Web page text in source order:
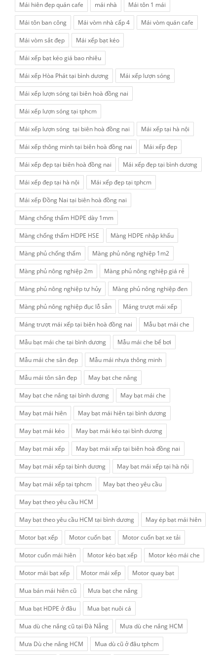
Mái hiên đẹp quán cafe mái nhà Mái tôn 1 mái
Mái tôn ban công Mái vòm nhà cấp 4 Mái vòm quán cafe
Mái vòm sắt đẹp Mái xếp bạt kéo
Mái xếp bạt kéo giá bao nhiêu
Mái xếp Hòa Phát tại bình dương Mái xếp lượn sóng
Mái xếp lượn sóng tại biên hoà đồng nai
Mái xếp lượn sóng tại tphcm
Mái xếp lượn sóng tại biên hoà đồng nai Mái xếp tại hà nội
Mái xếp thông minh tại biên hoà đồng nai Mái xếp đẹp
Mái xếp đẹp tại biên hoà đồng nai Mái xếp đẹp tại bình dương
Mái xếp đẹp tại hà nội Mái xếp đẹp tại tphcm
Mái xếp Đồng Nai tại biên hoà đồng nai
Màng chống thấm HDPE dày 1mm
Màng chống thấm HDPE HSE Màng HDPE nhập khẩu
Màng phủ chống thấm Màng phủ nông nghiệp 1m2
Màng phủ nông nghiệp 2m Màng phủ nông nghiệp giá rẻ
Màng phủ nông nghiệp tự hủy Màng phủ nông nghiệp đen
Màng phủ nông nghiệp đục lỗ sẵn Máng trượt mái xếp
Máng trượt mái xếp tại biên hoà đồng nai Mẫu bạt mái che
Mẫu bạt mái che tại bình dương Mẫu mái che bể bơi
Mẫu mái che sân đẹp Mẫu mái nhựa thông minh
Mẫu mái tôn sân đẹp May bạt che nắng
May bạt che nắng tại bình dương May bạt mái che
May bạt mái hiên May bạt mái hiên tại bình dương
May bạt mái kéo May bạt mái kéo tại bình dương
May bạt mái xếp May bạt mái xếp tại biên hoà đồng nai
May bạt mái xếp tại bình dương May bạt mái xếp tại hà nội
May bạt mái xếp tại tphcm May bạt theo yêu cầu
May bạt theo yêu cầu HCM
May bạt theo yêu cầu HCM tại bình dương May ép bạt mái hiên
Motor bạt xếp Motor cuốn bạt Motor cuốn bạt xe tải
Motor cuốn mái hiên Motor kéo bạt xếp Motor kéo mái che
Motor mái bạt xếp Motor mái xếp Motor quay bạt
Mua bán mái hiên cũ Mưa bạt che nắng
Mua bạt HDPE ở đâu Mua bạt nuôi cá
Mua dù che nắng cũ tại Đà Nẵng Mưa dù che nắng HCM
Mưa Dù che nắng HCM Mua dù cũ ở đâu tphcm